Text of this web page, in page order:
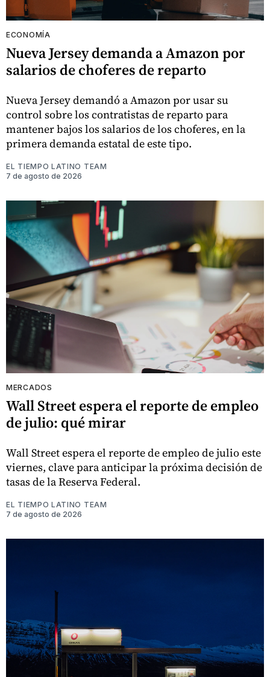
ECONOMÍA
Nueva Jersey demanda a Amazon por
salarios de choferes de reparto
Nueva Jersey demandó a Amazon por usar su
control sobre los contratistas de reparto para
mantener bajos los salarios de los choferes, en la
primera demanda estatal de este tipo.
EL TIEMPO LATINO TEAM
7 de agosto de 2026
MERCADOS
Wall Street espera el reporte de empleo
de julio: qué mirar
Wall Street espera el reporte de empleo de julio este
viernes, clave para anticipar la próxima decisión de
tasas de la Reserva Federal.
EL TIEMPO LATINO TEAM
7 de agosto de 2026